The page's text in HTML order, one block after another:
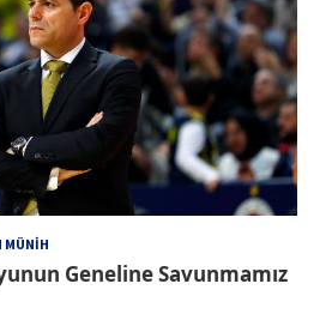
MÜNIH
Geneline Savunmamız